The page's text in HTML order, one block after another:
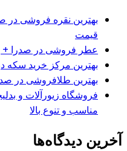
بهترین نقره فروشی در
قیمت
عطر فروشی در صدرا +
بهترین مرکز خرید سکه
بهترین طلافروشی در
فروشگاه زیورآلات و
مناسب و تنوع بالا
آخرین دیدگاه‌ها